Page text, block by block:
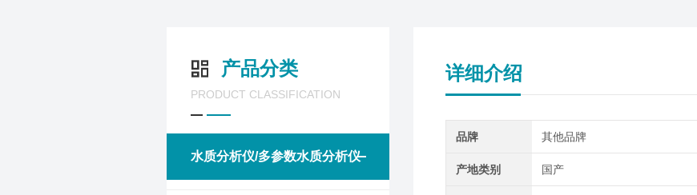
产品分类
PRODUCT CLASSIFICATION
水质分析仪/多参数水质分析仪
详细介绍
品牌 其他品牌
产地类别 国产